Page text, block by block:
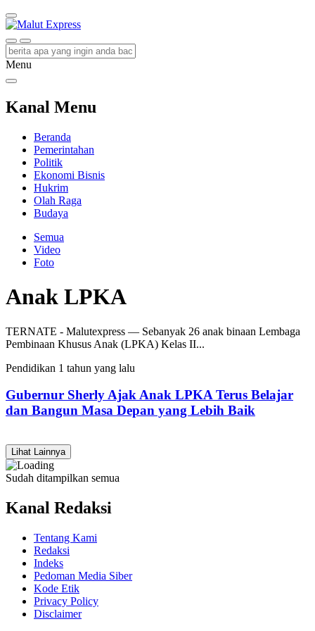
Malut Express
Berita Lebih Cepat
Menu
Kanal Menu
Beranda
Pemerintahan
Politik
Ekonomi Bisnis
Hukrim
Olah Raga
Budaya
Semua
Video
Foto
Anak LPKA
TERNATE - Malutexpress — Sebanyak 26 anak binaan Lembaga
Pembinaan Khusus Anak (LPKA) Kelas II...
Pendidikan 1 tahun yang lalu
Gubernur Sherly Ajak Anak LPKA Terus Belajar
dan Bangun Masa Depan yang Lebih Baik
Lihat Lainnya
Sudah ditampilkan semua
Kanal Redaksi
Tentang Kami
Redaksi
Indeks
Pedoman Media Siber
Kode Etik
Privacy Policy
Disclaimer